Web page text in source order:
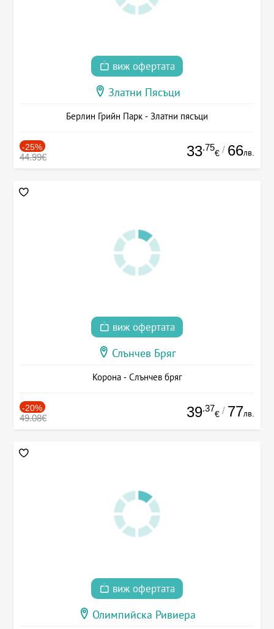
виж офертата
Златни Пясъци
Берлин Грийн Парк - Златни пясъци
-25%
44.99€ 33.75
€ / 66лв.
виж офертата
Слънчев Бряг
Корона - Слънчев бряг
-20%
49.08€ 39.37
€ / 77лв.
виж офертата
Олимпийска Ривиера